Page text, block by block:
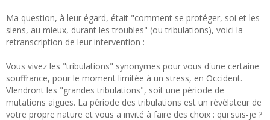
Ma question, à leur égard, était "comment se protéger, soi et les
siens, au mieux, durant les troubles" (ou tribulations), voici la
retranscription de leur intervention :
Vous vivez les "tribulations" synonymes pour vous d'une certaine
souffrance, pour le moment limitée à un stress, en Occident.
VIendront les "grandes tribulations", soit une période de
mutations aigues. La période des tribulations est un révélateur de
votre propre nature et vous a invité à faire des choix : qui suis-je ?